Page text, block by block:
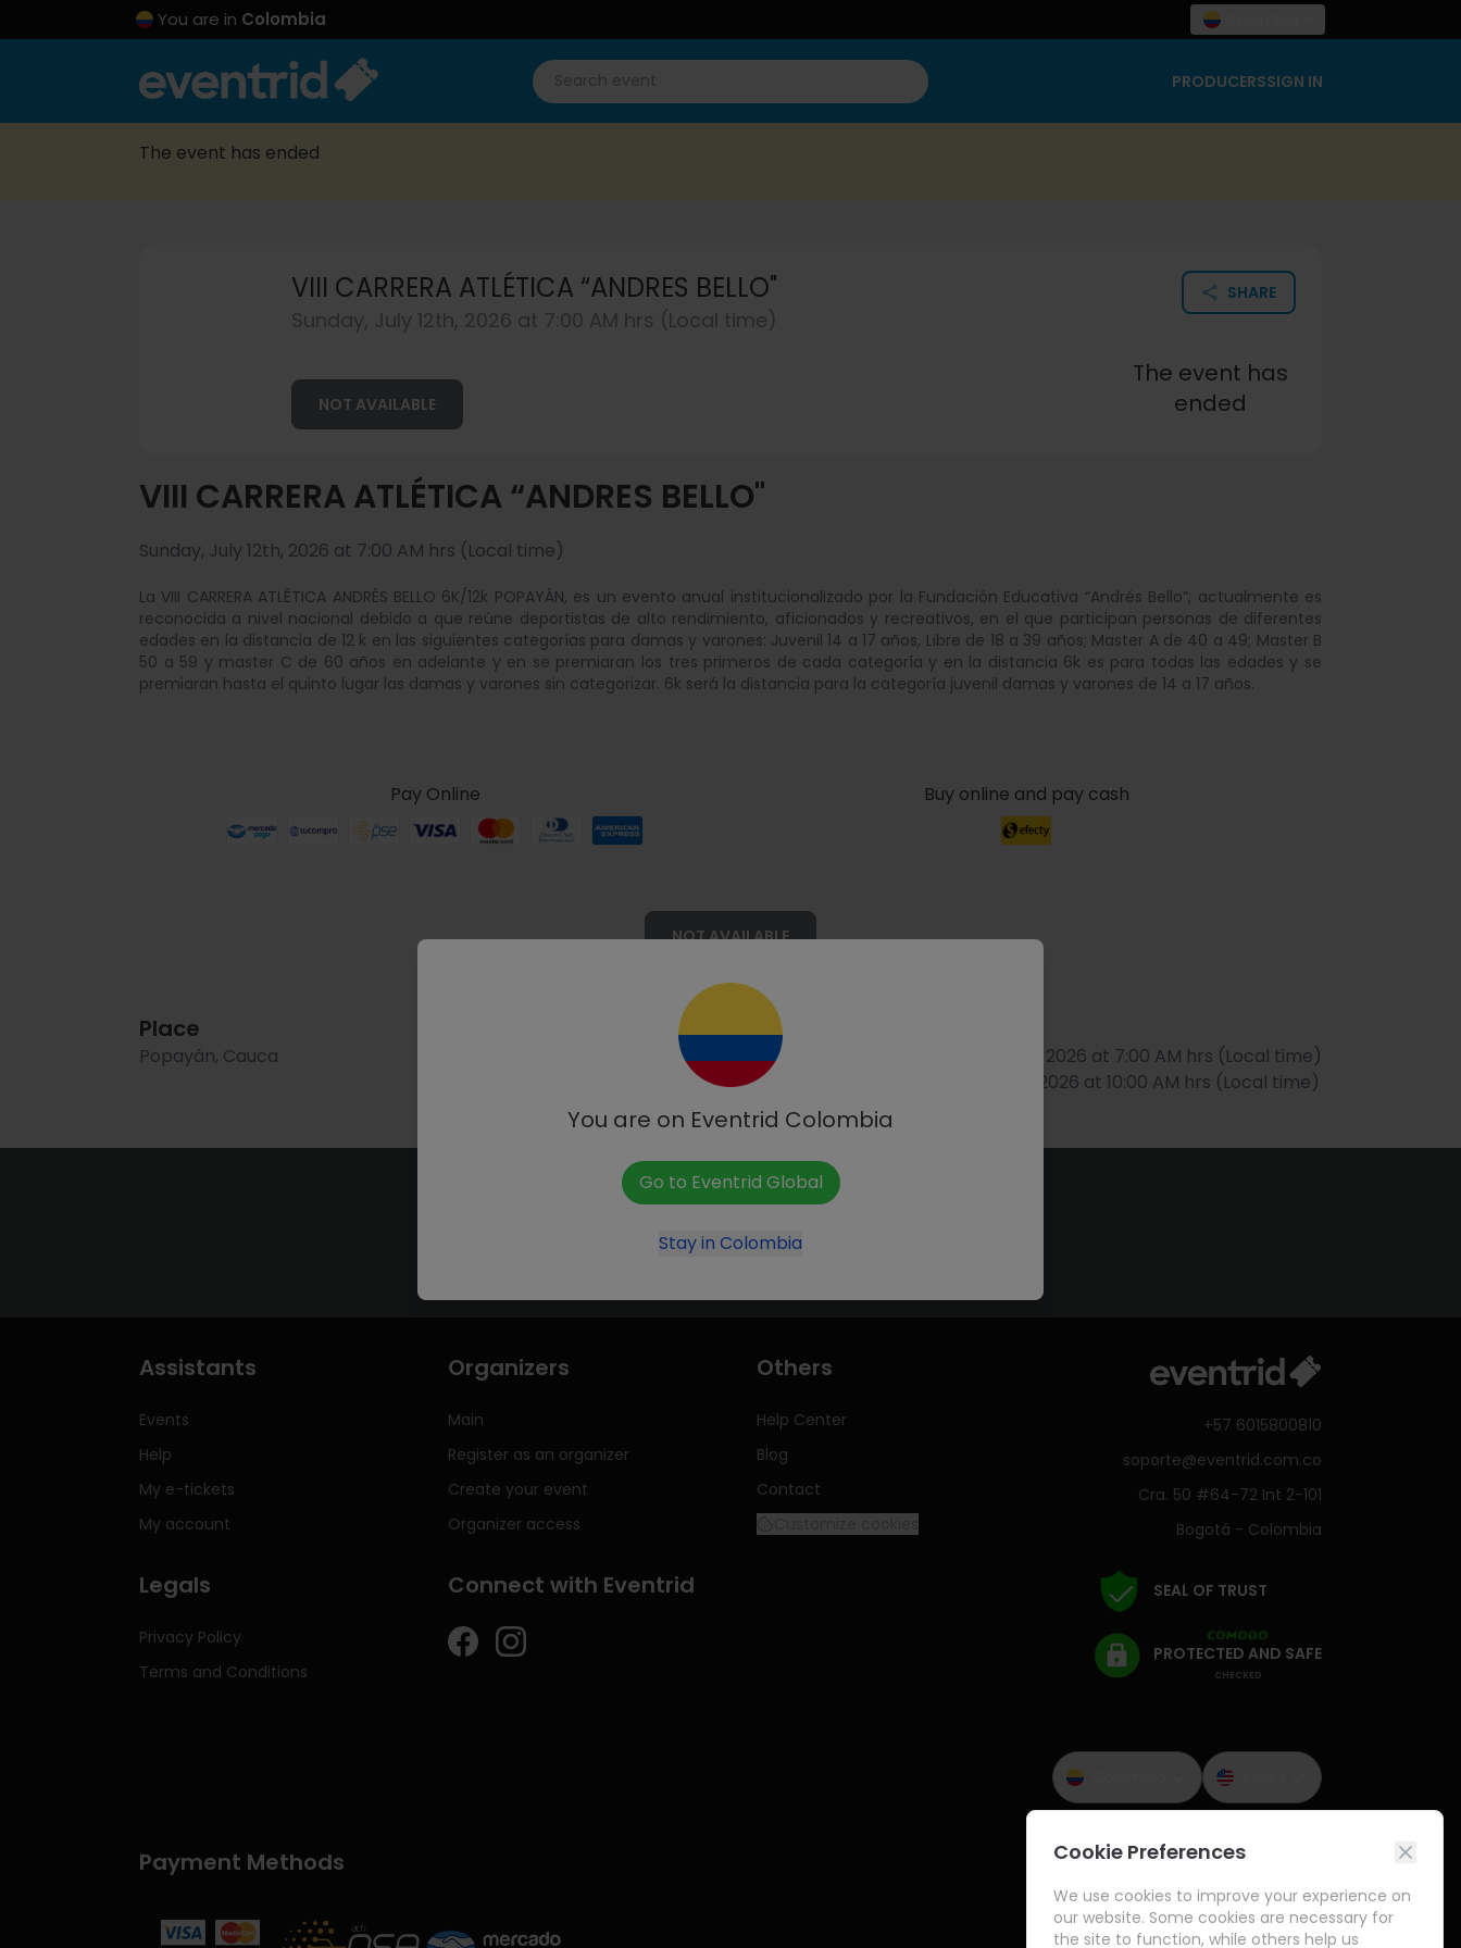
You are on Eventrid Colombia
Go to Eventrid Global
Stay in Colombia
You are in Colombia
PRODUCERSSIGN IN
The event has ended
VIII CARRERA ATLÉTICA “ANDRES BELLO"
Sunday, July 12th, 2026 at 7:00 AM hrs (Local time)
NOT AVAILABLE
SHARE
The event has
ended
VIII CARRERA ATLÉTICA “ANDRES BELLO"
Sunday, July 12th, 2026 at 7:00 AM hrs (Local time)
La VIII CARRERA ATLÉTICA ANDRÉS BELLO 6K/12k POPAYÁN, es un evento anual institucionalizado por la Fundación Educativa “Andrés Bello”; actualmente es
reconocida a nivel nacional debido a que reúne deportistas de alto rendimiento, aficionados y recreativos, en el que participan personas de diferentes
edades en la distancia de 12 k en las siguientes categorías para damas y varones: Juvenil 14 a 17 años, Libre de 18 a 39 años; Master A de 40 a 49; Master B
50 a 59 y master C de 60 años en adelante y en se premiaran los tres primeros de cada categoría y en la distancia 6k es para todas las edades y se
premiaran hasta el quinto lugar las damas y varones sin categorizar. 6k será la distancia para la categoría juvenil damas y varones de 14 a 17 años.
Pay Online Buy online and pay cash
NOT AVAILABLE
Place
Popayán, Cauca
Sunday, July 12th, 2026 at 7:00 AM hrs (Local time)
Sunday, July 12th, 2026 at 10:00 AM hrs (Local time)
CONTACT SELLER
Assistants
Events
Help
My e-tickets
My account
Legals
Privacy Policy
Terms and Conditions
Organizers
Main
Register as an organizer
Create your event
Organizer access
Connect with Eventrid
Others
Help Center
Blog
Contact
+57 6015800810
soporte@eventrid.com.co
Cra. 50 #64-72 Int 2-101
Bogotá - Colombia
SEAL OF TRUST
PROTECTED AND SAFE
CHECKED
Payment Methods Cookie Preferences
We use cookies to improve your experience on
our website. Some cookies are necessary for
the site to function, while others help us